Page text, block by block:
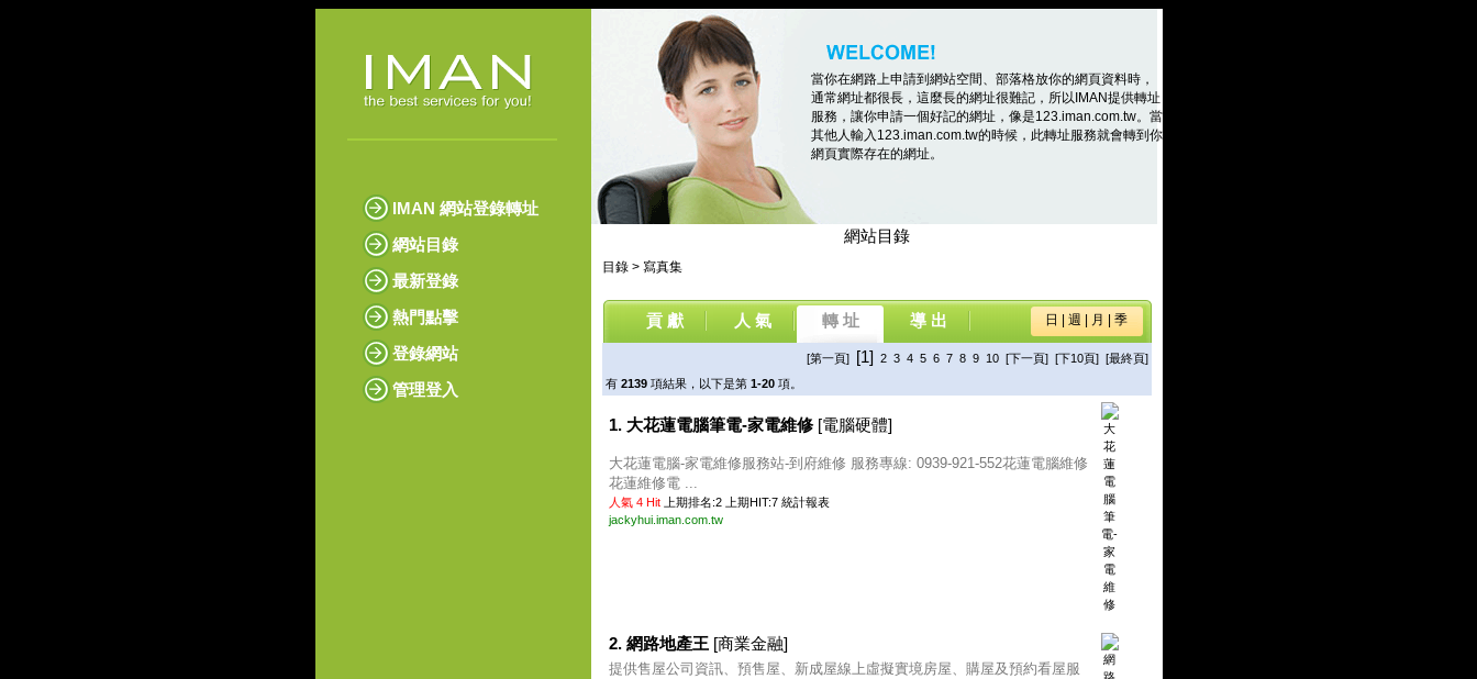
IMAN 網站登錄轉址
網站目錄
最新登錄
熱門點擊
登錄網站
管理登入
當你在網路上申請到網站空間、部落格放你的網頁資料時，
通常網址都很長，這麼長的網址很難記，所以IMAN提供轉址
服務，讓你申請一個好記的網址，像是123.iman.com.tw。當
其他人輸入123.iman.com.tw的時候，此轉址服務就會轉到你
網頁實際存在的網址。
網站目錄
目錄 > 寫真集
貢 獻 人 氣 轉 址 導 出 日 週 月 季
[第一頁] [1] 2 3 4 5 6 7 8 9 10 [下一頁] [下10頁] [最終頁]
有 2139 項結果，以下是第 1-20項。
1. 大花蓮電腦筆電-家電維修 [電腦硬體]
大花蓮電腦-家電維修服務站-到府維修 服務專線: 0939-921-552花蓮電腦維修
花蓮維修電 ...
人氣 4 Hit 上期排名:2 上期HIT:7 統計報表
jackyhui.iman.com.tw
2. 網路地產王 [商業金融]
提供售屋公司資訊、預售屋、新成屋線上虛擬實境房屋、購屋及預約看屋服